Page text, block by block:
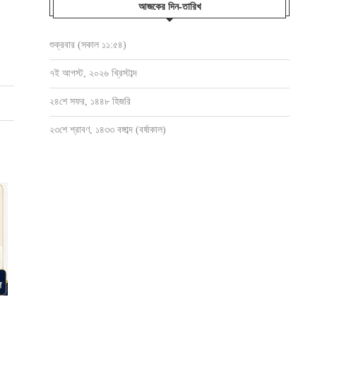
আজকের দিন-তারিখ
শুক্রবার (সকাল ১১:৫৪)
৭ই আগস্ট, ২০২৬ খ্রিস্টাব্দ
২৪শে সফর, ১৪৪৮ হিজরি
২৩শে শ্রাবণ, ১৪৩৩ বঙ্গাব্দ (বর্ষাকাল)